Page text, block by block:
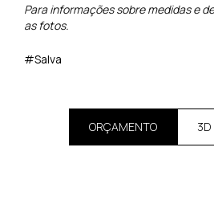
Para informações sobre medidas e
as fotos.
#Salva
ORÇAMENTO